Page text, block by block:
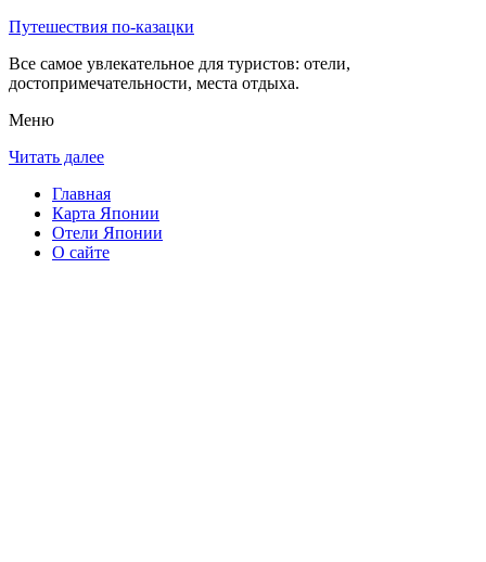
Путешествия по-казацки
Все самое увлекательное для туристов: отели,
достопримечательности, места отдыха.
Меню
Читать далее
Главная
Карта Японии
Отели Японии
О сайте